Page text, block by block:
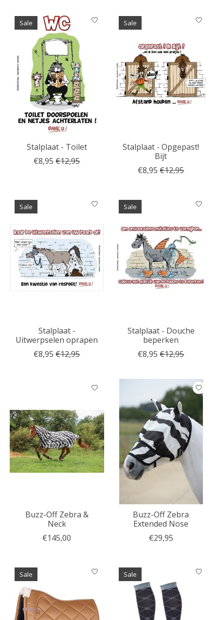
Sale
Stalplaat - Toilet
€8,95 €12,95
Sale
Stalplaat - Opgepast!
Bijt
€8,95 €12,95
Sale
Stalplaat -
Uitwerpselen oprapen
€8,95 €12,95
Sale
Stalplaat - Douche
beperken
€8,95 €12,95
Buzz-Off Zebra &
Neck
€145,00
Buzz-Off Zebra
Extended Nose
€29,95
Sale Sale